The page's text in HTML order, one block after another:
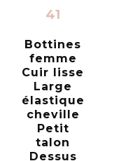
41
Bottines
femme
Cuir lisse
Large
élastique
cheville
Petit
talon
Dessus